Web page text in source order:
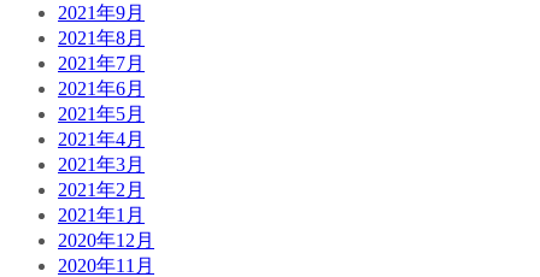
2021年9月
2021年8月
2021年7月
2021年6月
2021年5月
2021年4月
2021年3月
2021年2月
2021年1月
2020年12月
2020年11月